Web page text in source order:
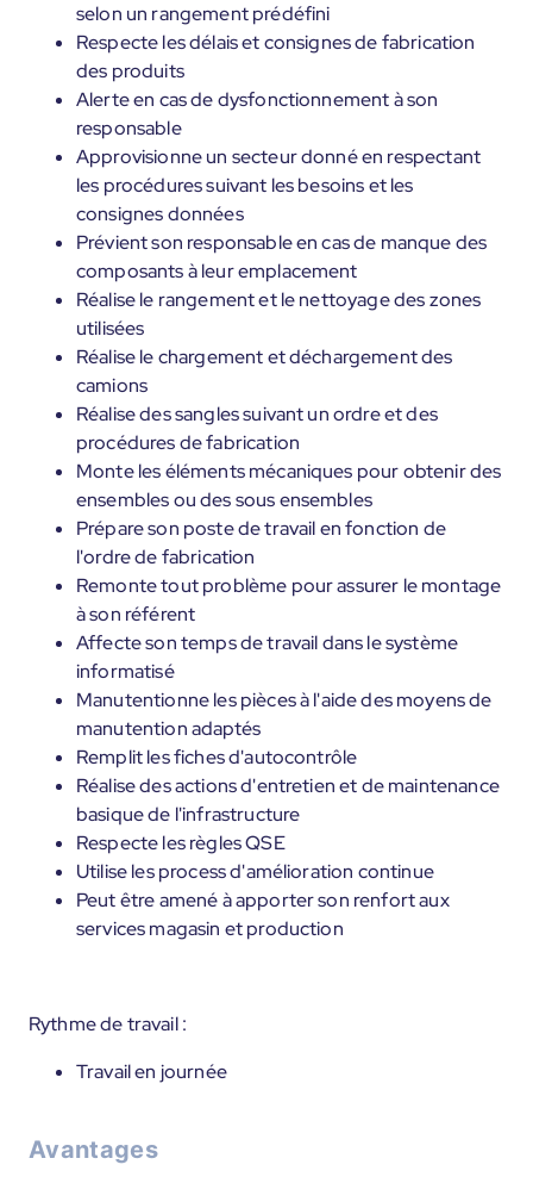
selon un rangement prédéfini
Respecte les délais et consignes de fabrication
des produits
Alerte en cas de dysfonctionnement à son
responsable
Approvisionne un secteur donné en respectant
les procédures suivant les besoins et les
consignes données
Prévient son responsable en cas de manque des
composants à leur emplacement
Réalise le rangement et le nettoyage des zones
utilisées
Réalise le chargement et déchargement des
camions
Réalise des sangles suivant un ordre et des
procédures de fabrication
Monte les éléments mécaniques pour obtenir des
ensembles ou des sous ensembles
Prépare son poste de travail en fonction de
l'ordre de fabrication
Remonte tout problème pour assurer le montage
à son référent
Affecte son temps de travail dans le système
informatisé
Manutentionne les pièces à l'aide des moyens de
manutention adaptés
Remplit les fiches d'autocontrôle
Réalise des actions d'entretien et de maintenance
basique de l'infrastructure
Respecte les règles QSE
Utilise les process d'amélioration continue
Peut être amené à apporter son renfort aux
services magasin et production
Rythme de travail :
Travail en journée
Avantages